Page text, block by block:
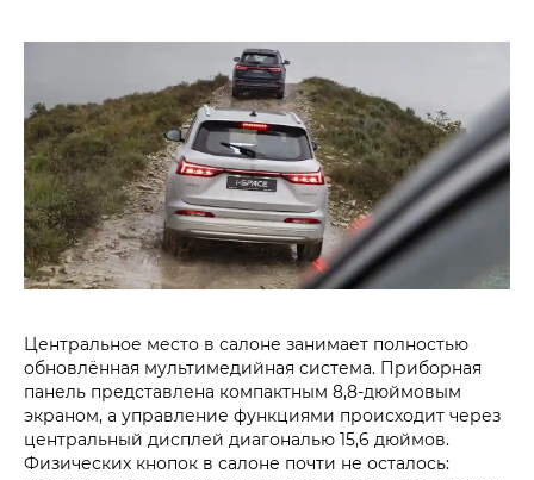
Центральное место в салоне занимает полностью
обновлённая мультимедийная система. Приборная
панель представлена компактным 8,8-дюймовым
экраном, а управление функциями происходит через
центральный дисплей диагональю 15,6 дюймов.
Физических кнопок в салоне почти не осталось: